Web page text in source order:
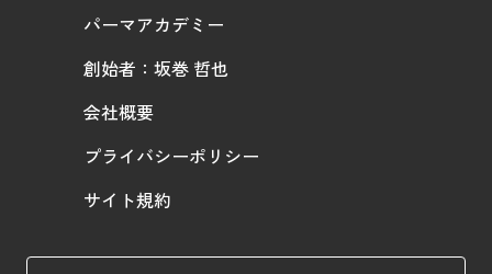
パーマアカデミー
創始者：坂巻 哲也
会社概要
プライバシーポリシー
サイト規約